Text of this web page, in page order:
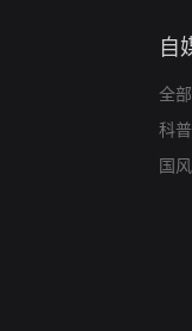
自
全部
科普
国风